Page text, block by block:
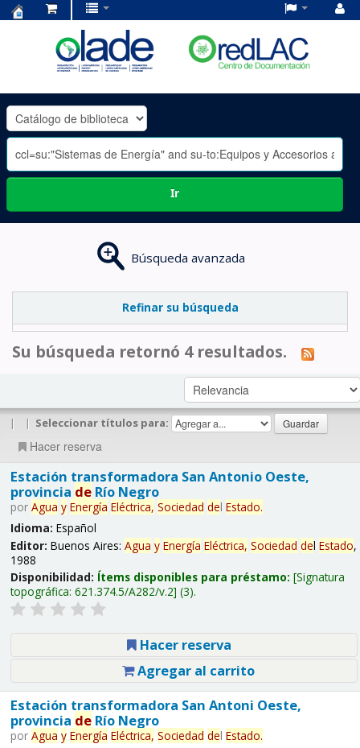
OLADE
-
Ir
Búsqueda avanzada
Refinar su búsqueda
Su búsqueda retornó 4 resultados.
| | Seleccionar títulos para:
Hacer reserva
Estación transformadora San Antonio Oeste,
provincia deRío Negro
por Agua y Energía Eléctrica, Sociedad del Estado.
Idioma: Español
Editor: Buenos Aires: Agua y Energía Eléctrica, Sociedad del Estado,
1988
Disponibilidad: Ítems disponibles para préstamo: Signatura
topográfica: 621.374.5/A282/v.2 (3).
Hacer reserva
Agregar al carrito
Estación transformadora San Antoni Oeste,
provincia deRío Negro
por Agua y Energía Eléctrica, Sociedad del Estado.